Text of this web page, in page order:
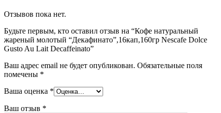
Отзывов пока нет.
Будьте первым, кто оставил отзыв на “Кофе натуральный
жареный молотый “Декафинато”,16кап,160гр Nescafe Dolce
Gusto Au Lait Decaffeinato”
Ваш адрес email не будет опубликован. Обязательные поля
помечены *
Ваша оценка *
Ваш отзыв *